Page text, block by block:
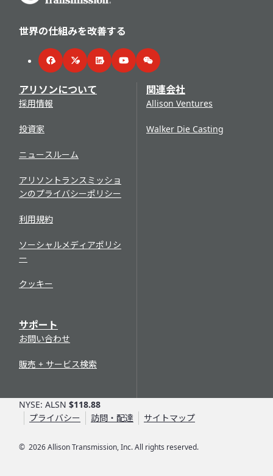
世界の仕組みを改善する
FacebookTwitterLinkedInYouTubeWeChat
アリソンについて
採用情報
投資家
ニュースルーム
アリソントランスミッショ
ンのプライバシーポリシー
利用規約
ソーシャルメディアポリシ
ー
クッキー
サポート
お問い合わせ
販売 + サービス検索
関連会社
Allison Ventures
Walker Die Casting
© 2026Allison Transmission, Inc. All rights reserved.
NYSE: ALSN $118.88
プライバシー
訪問・配達 サイトマップ